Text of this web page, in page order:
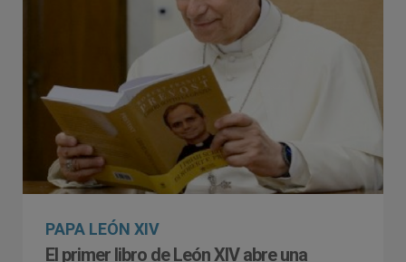
PAPA LEÓN XIV
El primer libro de León XIV abre una